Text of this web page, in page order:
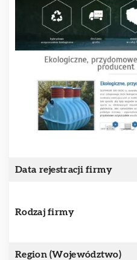
Data rejestracji firmy
Rodzaj firmy
Region (Województwo)